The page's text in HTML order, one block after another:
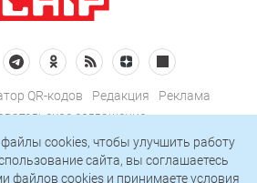
QR-кодов Редакция
Реклама
соглашение
конфиденциальности
на рассылку
cookies, чтобы улучшить работу
сайта, вы соглашаетесь
файлов cookies и принимаете условия